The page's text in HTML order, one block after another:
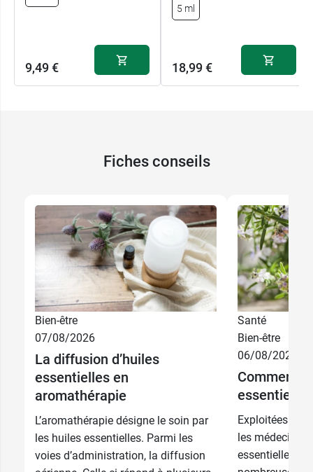
9,49 €
5 ml
18,99 €
Fiches conseils
Bien-être
07/08/2026
La diffusion d’huiles
essentielles en
aromathérapie
L’aromathérapie désigne le soin par
les huiles essentielles. Parmi les
voies d’administration, la diffusion
Santé
Bien-être
06/08/2026
Comment
Exploitées
les médecines
essentielles